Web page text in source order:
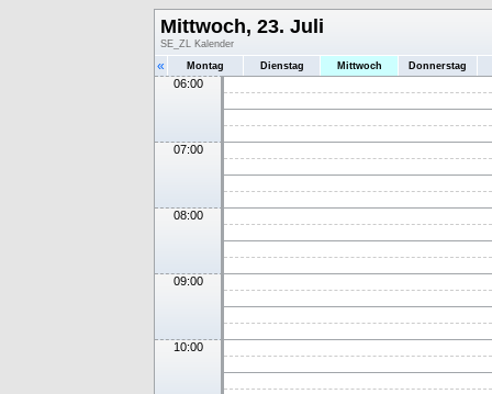
Mittwoch, 23. Juli
SE_ZL Kalender
« Montag Dienstag Mittwoch Donnerstag
06:00
07:00
08:00
09:00
10:00